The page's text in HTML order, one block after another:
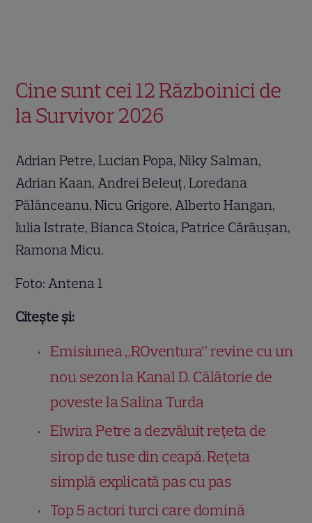
Cine sunt cei 12 Războinici de
la Survivor 2026
Adrian Petre, Lucian Popa, Niky Salman,
Adrian Kaan, Andrei Beleuț, Loredana
Pălănceanu, Nicu Grigore, Alberto Hangan,
Iulia Istrate, Bianca Stoica, Patrice Cărăușan,
Ramona Micu.
Foto: Antena 1
Citește și:
Emisiunea „ROventura” revine cu un
nou sezon la Kanal D. Călătorie de
poveste la Salina Turda
Elwira Petre a dezvăluit rețeta de
sirop de tuse din ceapă. Rețeta
simplă explicată pas cu pas
Top 5 actori turci care domină